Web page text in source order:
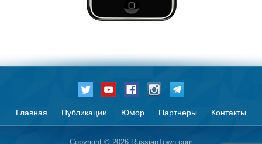
Главная Публикации Юмор Партнеры Контакты
Copyright © 2026 RussianTown.com